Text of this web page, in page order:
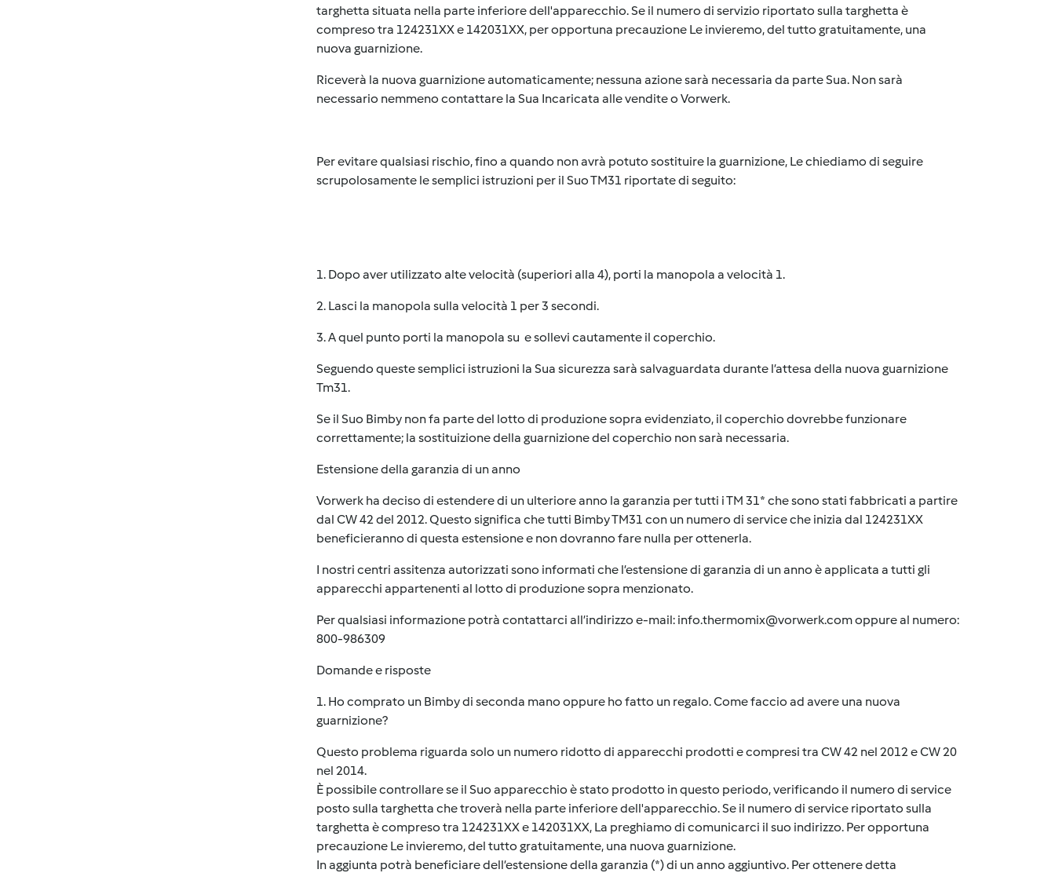
targhetta situata nella parte inferiore dell'apparecchio. Se il numero di servizio riportato sulla targhetta è
compreso tra 124231XX e 142031XX, per opportuna precauzione Le invieremo, del tutto gratuitamente, una
nuova guarnizione.
Riceverà la nuova guarnizione automaticamente; nessuna azione sarà necessaria da parte Sua. Non sarà
necessario nemmeno contattare la Sua Incaricata alle vendite o Vorwerk.
Per evitare qualsiasi rischio, fino a quando non avrà potuto sostituire la guarnizione, Le chiediamo di seguire
scrupolosamente le semplici istruzioni per il Suo TM31 riportate di seguito:
1. Dopo aver utilizzato alte velocità (superiori alla 4), porti la manopola a velocità 1.
2. Lasci la manopola sulla velocità 1 per 3 secondi.
3. A quel punto porti la manopola su e sollevi cautamente il coperchio.
Seguendo queste semplici istruzioni la Sua sicurezza sarà salvaguardata durante l’attesa della nuova guarnizione
Tm31.
Se il Suo Bimby non fa parte del lotto di produzione sopra evidenziato, il coperchio dovrebbe funzionare
correttamente; la sostituizione della guarnizione del coperchio non sarà necessaria.
Estensione della garanzia di un anno
Vorwerk ha deciso di estendere di un ulteriore anno la garanzia per tutti i TM 31* che sono stati fabbricati a partire
dal CW 42 del 2012. Questo significa che tutti Bimby TM31 con un numero di service che inizia dal 124231XX
beneficieranno di questa estensione e non dovranno fare nulla per ottenerla.
I nostri centri assitenza autorizzati sono informati che l’estensione di garanzia di un anno è applicata a tutti gli
apparecchi appartenenti al lotto di produzione sopra menzionato.
Per qualsiasi informazione potrà contattarci all’indirizzo e-mail: info.thermomix@vorwerk.comoppure al numero:
800-986309
Domande e risposte
1. Ho comprato un Bimby di seconda mano oppure ho fatto un regalo. Come faccio ad avere una nuova
guarnizione?
Questo problema riguarda solo un numero ridotto di apparecchi prodotti e compresi tra CW 42 nel 2012 e CW 20
nel 2014.
È possibile controllare se il Suo apparecchio è stato prodotto in questo periodo, verificando il numero di service
posto sulla targhetta che troverà nella parte inferiore dell'apparecchio. Se il numero di service riportato sulla
targhetta è compreso tra 124231XX e 142031XX, La preghiamo di comunicarci il suo indirizzo. Per opportuna
precauzione Le invieremo, del tutto gratuitamente, una nuova guarnizione.
In aggiunta potrà beneficiare dell’estensione della garanzia (*) di un anno aggiuntivo. Per ottenere detta